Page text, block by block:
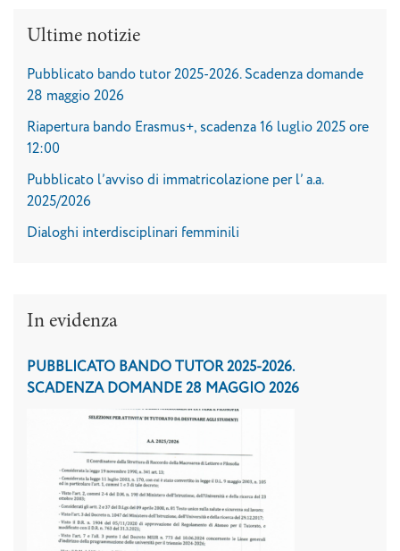
Ultime notizie
Pubblicato bando tutor 2025-2026. Scadenza domande
28 maggio 2026
Riapertura bando Erasmus+, scadenza 16 luglio 2025 ore
12:00
Pubblicato l’avviso di immatricolazione per l’ a.a.
2025/2026
Dialoghi interdisciplinari femminili
In evidenza
PUBBLICATO BANDO TUTOR 2025-2026.
SCADENZA DOMANDE 28 MAGGIO 2026